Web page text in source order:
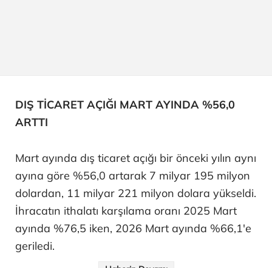
DIŞ TİCARET AÇIĞI MART AYINDA %56,0
ARTTI
Mart ayında dış ticaret açığı bir önceki yılın aynı
ayına göre %56,0 artarak 7 milyar 195 milyon
dolardan, 11 milyar 221 milyon dolara yükseldi.
İhracatın ithalatı karşılama oranı 2025 Mart
ayında %76,5 iken, 2026 Mart ayında %66,1'e
geriledi.